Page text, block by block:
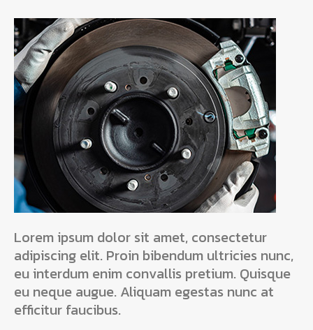
Lorem ipsum dolor sit amet, consectetur
adipiscing elit. Proin bibendum ultricies nunc,
eu interdum enim convallis pretium. Quisque
eu neque augue. Aliquam egestas nunc at
efficitur faucibus.